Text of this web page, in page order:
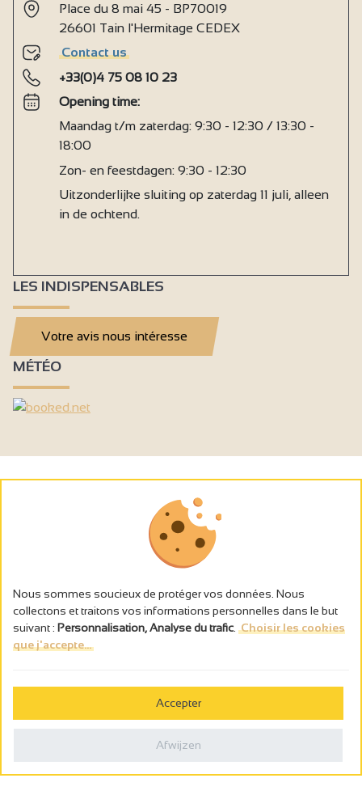
Place du 8 mai 45 - BP70019
26601 Tain l'Hermitage CEDEX
Contact us
+33(0)4 75 08 10 23
Opening time:
Maandag t/m zaterdag: 9:30 - 12:30 / 13:30 -
18:00
Zon- en feestdagen: 9:30 - 12:30
Uitzonderlijke sluiting op zaterdag 11 juli, alleen
in de ochtend.
LES INDISPENSABLES
Votre avis nous intéresse
MÉTÉO
L’abus d’alcool est dangereux pour la santé, à consommer avec
Politique de confidentialité
Nous sommes soucieux de protéger vos données. Nous
collectons et traitons vos informations personnelles dans le but
suivant : Personnalisation, Analyse du trafic Choisir les cookies
que j'accepte...
Accepter
Afwijzen